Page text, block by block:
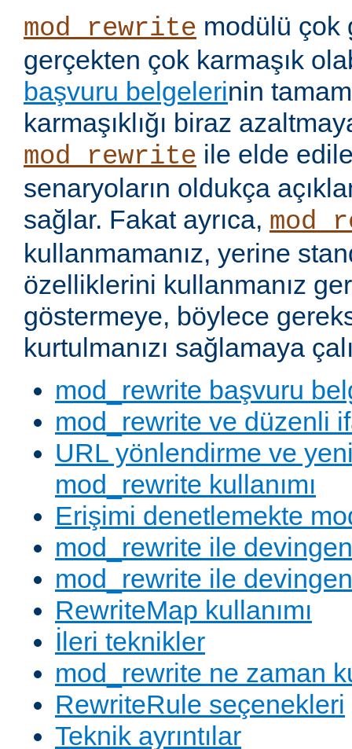
mod_rewrite modülü çok
gerçekten çok karmaşık
başvuru belgelerinin
karmaşıklığı biraz
mod_rewrite ile elde
senaryoların oldukça
sağlar. Fakat ayrıca,
kullanmamanız, yerine
özelliklerini kullanmanız
göstermeye, böylece
kurtulmanızı sağlamaya
mod_rewrite başvuru
mod_rewrite ve düzenli
URL yönlendirme ve
mod_rewrite kullanımı
Erişimi denetlemekte
mod_rewrite ile
mod_rewrite ile
RewriteMap kullanımı
İleri teknikler
mod_rewrite ne zaman
RewriteRule seçenekleri
Teknik ayrıntılar